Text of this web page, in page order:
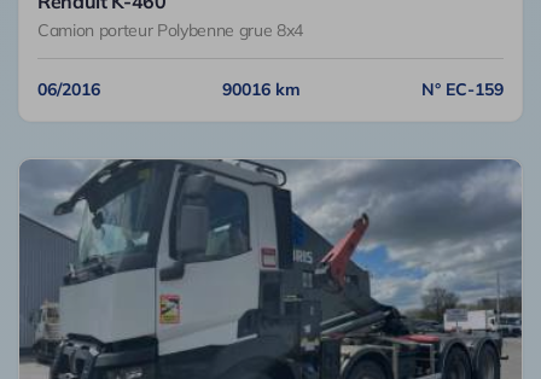
Camion porteur Polybenne grue 8x4
06/2016 90016 km N° EC-159